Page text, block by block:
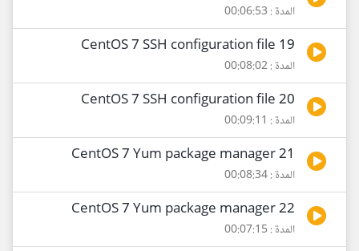
المدة : 00:06:53
19 CentOS 7 SSH configuration file
المدة : 00:08:02
20 CentOS 7 SSH configuration file
المدة : 00:09:11
21 CentOS 7 Yum package manager
المدة : 00:08:34
22 CentOS 7 Yum package manager
المدة : 00:07:15